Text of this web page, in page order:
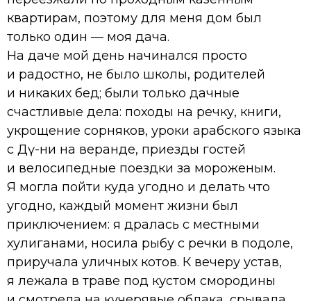
квартирам, поэтому для меня дом был
только один — моя дача.
На даче мой день начинался просто
и радостно, не было школы, родителей
и никаких бед; были только дачные
счастливые дела: походы на речку, книги,
укрощение сорняков, уроки арабского языка
с Дәү-әни на веранде, приезды гостей
и велосипедные поездки за мороженым.
Я могла пойти куда угодно и делать что
угодно, каждый момент жизни был
приключением: я дралась с местными
хулиганами, носила рыбу с речки в подоле,
приручала уличных котов. К вечеру устав,
я лежала в траве под кустом смородины